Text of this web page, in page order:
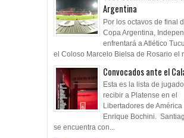
Argentina
Por los octavos de final
Copa Argentina,
enfrentará a Atlético
el Coloso Marcelo Bielsa de Rosario el
Convocados ante el
Esta es la lista de
recibir a Platense en el
Libertadores de
Enrique Bochini.
se encuentra con...